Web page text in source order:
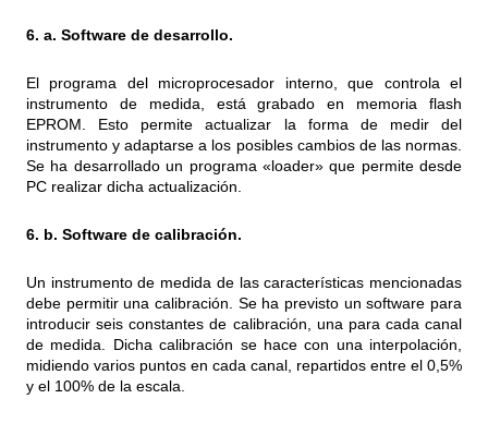
6. a. Software de desarrollo.
El programa del microprocesador interno, que controla el
instrumento de medida, está grabado en memoria flash
EPROM. Esto permite actualizar la forma de medir del
instrumento y adaptarse a los posibles cambios de las normas.
Se ha desarrollado un programa «loader» que permite desde
PC realizar dicha actualización.
6. b. Software de calibración.
Un instrumento de medida de las características mencionadas
debe permitir una calibración. Se ha previsto un software para
introducir seis constantes de calibración, una para cada canal
de medida. Dicha calibración se hace con una interpolación,
midiendo varios puntos en cada canal, repartidos entre el 0,5%
y el 100% de la escala.